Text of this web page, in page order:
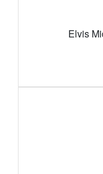
Elvis